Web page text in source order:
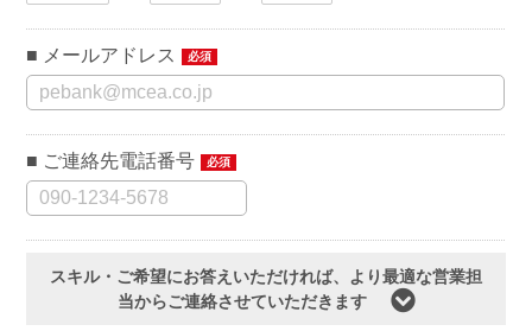
メールアドレス 必須
ご連絡先電話番号 必須
スキル・ご希望にお答えいただければ、より最適な営業担
当からご連絡させていただきます